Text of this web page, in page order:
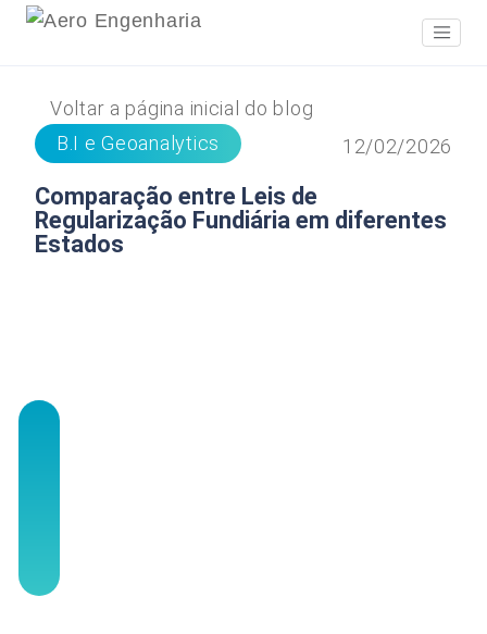
B.I e Geoanalytics 12/02/2026
Voltar a página inicial do blog
Comparação entre Leis de
Regularização Fundiária em diferentes
Estados